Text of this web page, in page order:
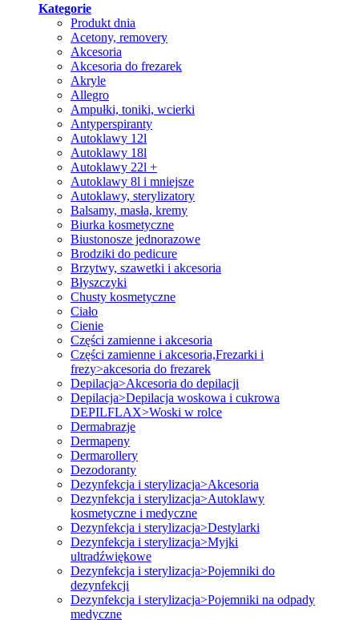
Kategorie
Produkt dnia
Acetony, removery
Akcesoria
Akcesoria do frezarek
Akryle
Allegro
Ampułki, toniki, wcierki
Antyperspiranty
Autoklawy 12l
Autoklawy 18l
Autoklawy 22l +
Autoklawy 8l i mniejsze
Autoklawy, sterylizatory
Balsamy, masła, kremy
Biurka kosmetyczne
Biustonosze jednorazowe
Brodziki do pedicure
Brzytwy, szawetki i akcesoria
Błyszczyki
Chusty kosmetyczne
Ciało
Cienie
Części zamienne i akcesoria
Części zamienne i akcesoria,Frezarki i
frezy>akcesoria do frezarek
Depilacja>Akcesoria do depilacji
Depilacja>Depilacja woskowa i cukrowa
DEPILFLAX>Woski w rolce
Dermabrazje
Dermapeny
Dermarollery
Dezodoranty
Dezynfekcja i sterylizacja>Akcesoria
Dezynfekcja i sterylizacja>Autoklawy
kosmetyczne i medyczne
Dezynfekcja i sterylizacja>Destylarki
Dezynfekcja i sterylizacja>Myjki
ultradźwiękowe
Dezynfekcja i sterylizacja>Pojemniki do
dezynfekcji
Dezynfekcja i sterylizacja>Pojemniki na odpady
medyczne